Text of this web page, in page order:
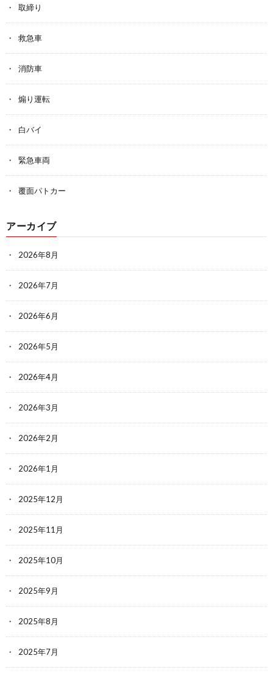
取締り
救急車
消防車
煽り運転
白バイ
緊急車両
覆面パトカー
アーカイブ
2026年8月
2026年7月
2026年6月
2026年5月
2026年4月
2026年3月
2026年2月
2026年1月
2025年12月
2025年11月
2025年10月
2025年9月
2025年8月
2025年7月